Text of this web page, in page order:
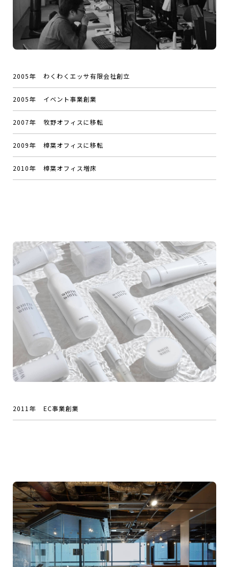
2005年 わくわくエッサ有限会社創立
2005年 イベント事業創業
2007年 牧野オフィスに移転
2009年 樟葉オフィスに移転
2010年 樟葉オフィス増床
2011年 EC事業創業